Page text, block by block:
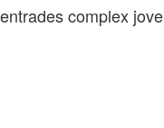
complex jove